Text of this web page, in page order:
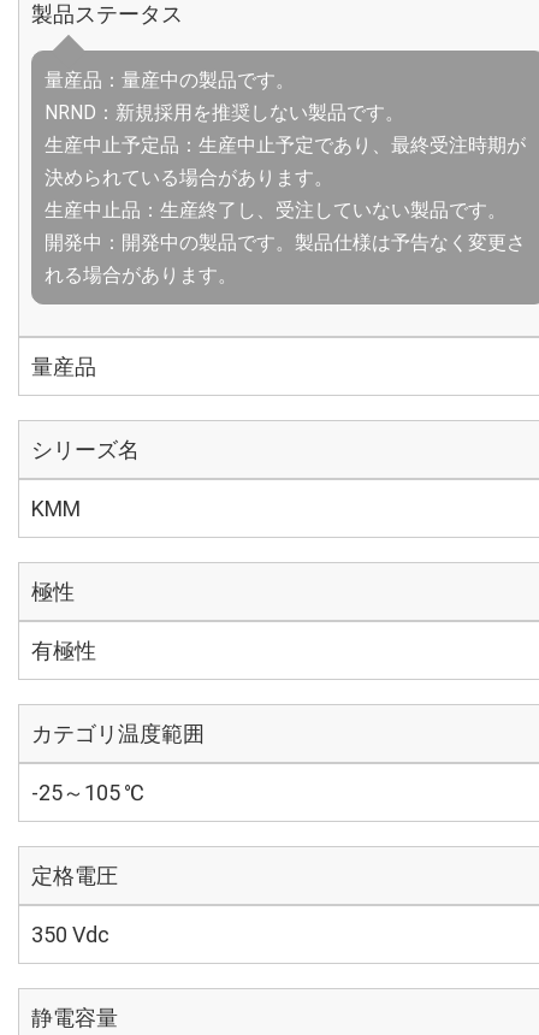
製品ステータス
量産品：量産中の製品です。
NRND：新規採用を推奨しない製品です。
生産中止予定品：生産中止予定であり、最終受注時期が
決められている場合があります。
生産中止品：生産終了し、受注していない製品です。
開発中：開発中の製品です。製品仕様は予告なく変更さ
れる場合があります。
量産品
シリーズ名
KMM
極性
有極性
カテゴリ温度範囲
-25～105 ℃
定格電圧
350 Vdc
静電容量